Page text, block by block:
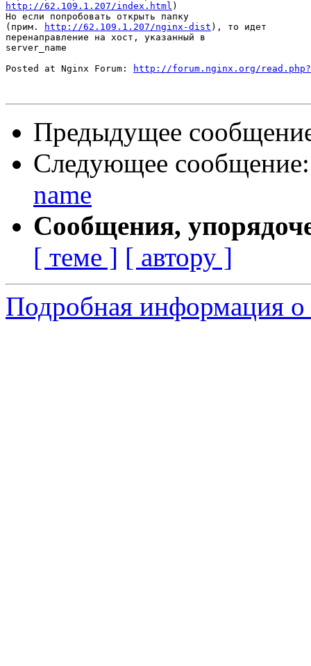
http://62.109.1.207/index.html )
Но если попробовать открыть папку
(прим.
http://62.109.1.207/nginx-dist ), то идет
перенаправление на хост, указанный в
server_name
Posted at Nginx Forum:
http://forum.nginx.org/
Предыдущее
Следующее
name
Сообщения,
[ теме ] [ автору ]
Подробная информация